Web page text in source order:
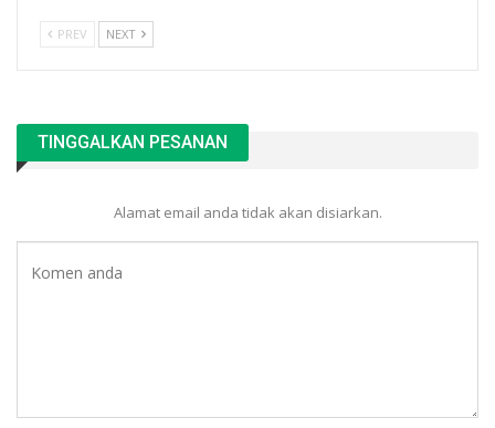
PREV NEXT
TINGGALKAN PESANAN
Alamat email anda tidak akan disiarkan.